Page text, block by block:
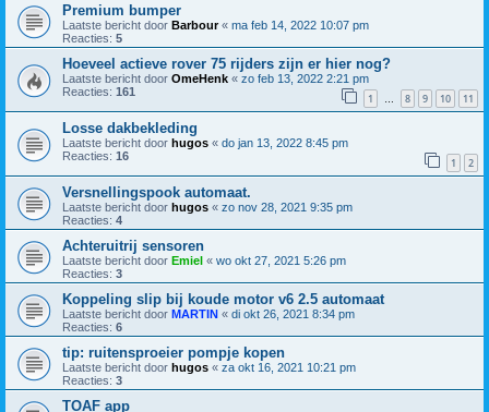
Premium bumper
Laatste bericht door Barbour« ma feb 14, 2022 10:07 pm
Reacties: 5
Hoeveel actieve rover 75 rijders zijn er hier nog?
Laatste bericht door OmeHenk « zo feb 13, 2022 2:21 pm
Reacties: 161 1 … 8 9 10 11
Losse dakbekleding
Laatste bericht door hugos « do jan 13, 2022 8:45 pm
Reacties: 16 1 2
Versnellingspook automaat.
Laatste bericht door hugos « zo nov 28, 2021 9:35 pm
Reacties: 4
Achteruitrij sensoren
Laatste bericht door Emiel « wo okt 27, 2021 5:26 pm
Reacties: 3
Koppeling slip bij koude motor v6 2.5 automaat
Laatste bericht door MARTIN « di okt 26, 2021 8:34 pm
Reacties: 6
tip: ruitensproeier pompje kopen
Laatste bericht door hugos « za okt 16, 2021 10:21 pm
Reacties: 3
TOAF app